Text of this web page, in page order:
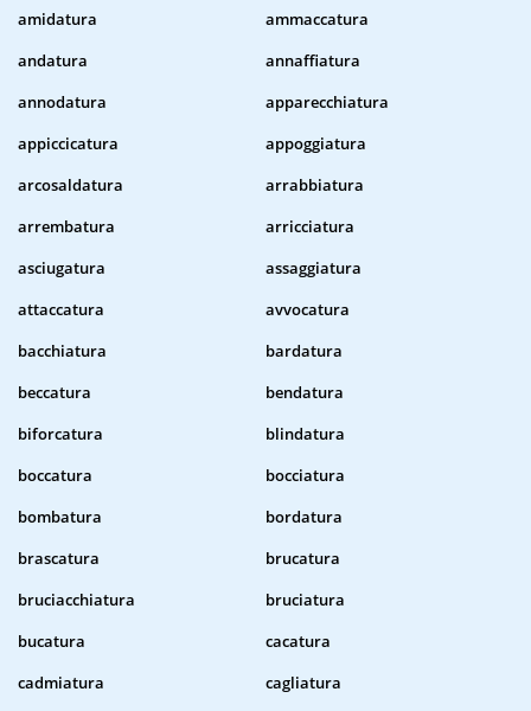
amidatura
ammaccatura
andatura
annaffiatura
annodatura
apparecchiatura
appiccicatura
appoggiatura
arcosaldatura
arrabbiatura
arrembatura
arricciatura
asciugatura
assaggiatura
attaccatura
avvocatura
bacchiatura
bardatura
beccatura
bendatura
biforcatura
blindatura
boccatura
bocciatura
bombatura
bordatura
brascatura
brucatura
bruciacchiatura
bruciatura
bucatura
cacatura
cadmiatura
cagliatura